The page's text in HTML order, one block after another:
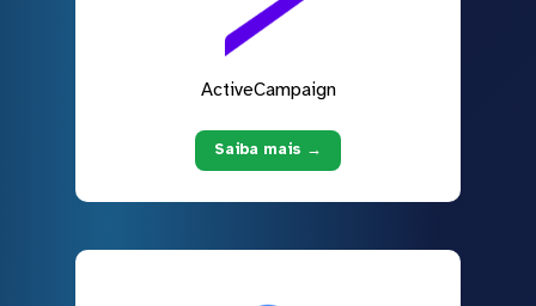
ActiveCampaign
Saiba mais →